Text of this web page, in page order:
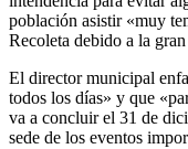
población asistir «muy
Recoleta debido a la
El director municipal
todos los días» y que
va a concluir el 31 de
sede de los eventos